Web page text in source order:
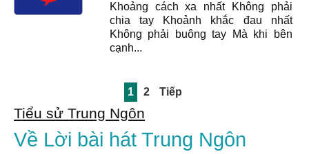
Khoảng cách xa nhất Không phải
chia tay Khoảnh khắc đau nhất
Không phải buông tay Mà khi bên
cạnh...
1 2 Tiếp
Tiểu sử Trung Ngôn
Về Lời bài hát Trung Ngôn